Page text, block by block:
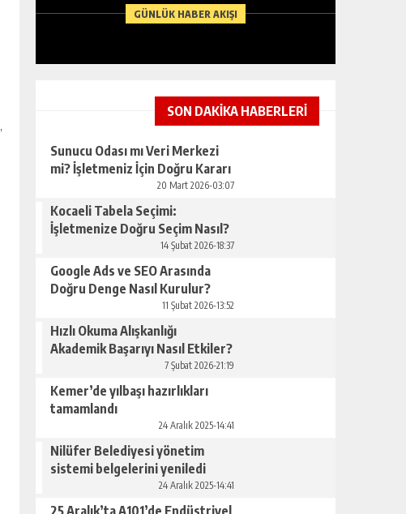
GÜNLÜK HABER AKIŞI
GÜNLÜK HABER AKIŞI
RÜYADA KONUŞMAK NEYE
GÜNLÜK HABER AKIŞI
KARMIK ASTROLOJI ILE İÇSEL YOL
SON DAKİKA HABERLERİ
Sunucu Odası mı Veri Merkezi
mi? İşletmeniz İçin Doğru Kararı
20 Mart 2026-03:07
Kocaeli Tabela Seçimi:
İşletmenize Doğru Seçim Nasıl?
14 Şubat 2026-18:37
Google Ads ve SEO Arasında
Doğru Denge Nasıl Kurulur?
11 Şubat 2026-13:52
Hızlı Okuma Alışkanlığı
Akademik Başarıyı Nasıl Etkiler?
7 Şubat 2026-21:19
Kemer’de yılbaşı hazırlıkları
tamamlandı
24 Aralık 2025-14:41
Nilüfer Belediyesi yönetim
sistemi belgelerini yeniledi
24 Aralık 2025-14:41
25 Aralık’ta A101’de Endüstriyel